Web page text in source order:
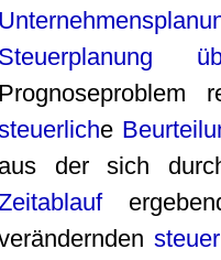
Steuerplanung
e
aus der sich